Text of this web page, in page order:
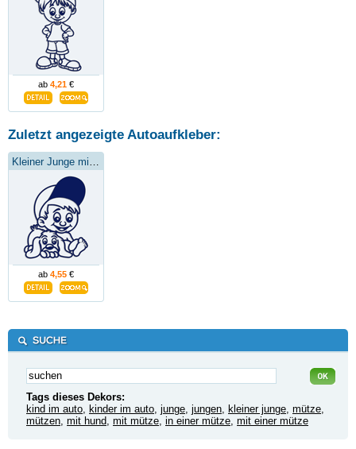
ab 4,21 €
Zuletzt angezeigte Autoaufkleber:
ab 4,55 €
Tags dieses Dekors:
kind im auto kinder im auto junge jungen kleiner junge mütze
mützen mit hund mit mütze in einer mütze mit einer mütze